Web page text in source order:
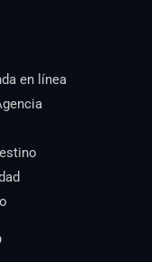
en línea